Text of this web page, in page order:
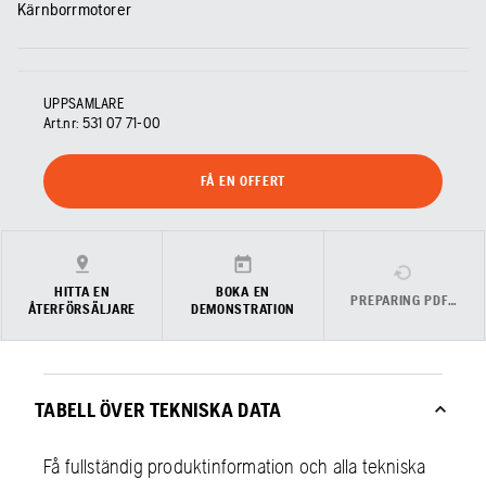
Kärnborrmotorer
UPPSAMLARE
Art.nr: 531 07 71‑00
FÅ EN OFFERT
HITTA EN
ÅTERFÖRSÄLJARE
BOKA EN
DEMONSTRATION
PREPARING PDF…
TABELL ÖVER TEKNISKA DATA
Få fullständig produktinformation och alla tekniska